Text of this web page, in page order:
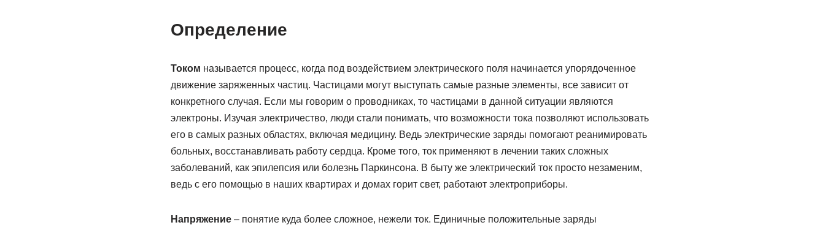
Определение
Током называется процесс, когда под воздействием электрического поля начинается упорядоченное
движение заряженных частиц. Частицами могут выступать самые разные элементы, все зависит от
конкретного случая. Если мы говорим о проводниках, то частицами в данной ситуации являются
электроны. Изучая электричество, люди стали понимать, что возможности тока позволяют использовать
его в самых разных областях, включая медицину. Ведь электрические заряды помогают реанимировать
больных, восстанавливать работу сердца. Кроме того, ток применяют в лечении таких сложных
заболеваний, как эпилепсия или болезнь Паркинсона. В быту же электрический ток просто незаменим,
ведь с его помощью в наших квартирах и домах горит свет, работают электроприборы.
Напряжение– понятие куда более сложное, нежели ток. Единичные положительные заряды